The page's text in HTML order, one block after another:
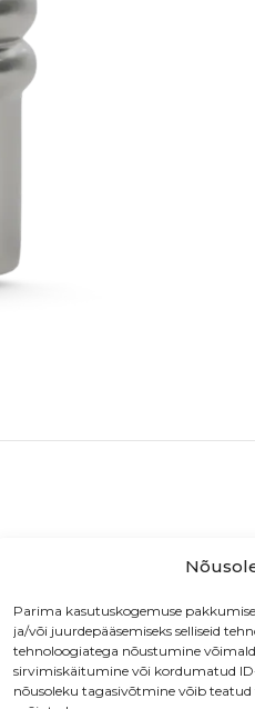
Parima kasutuskogemuse
ja/või juurdepääsemiseks selliseid
tehnoloogiatega nõustumine
sirvimiskäitumine või kordumatud
nõusoleku tagasivõtmine võib